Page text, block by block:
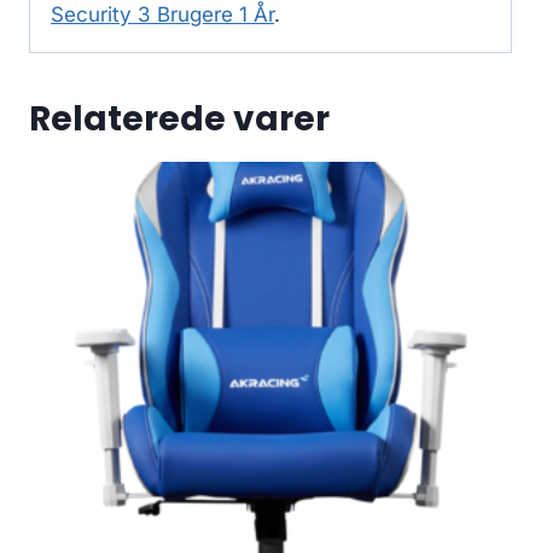
Security 3 Brugere 1 År.
Relaterede varer